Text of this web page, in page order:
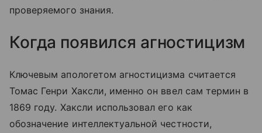
проверяемого знания.
Когда появился агностицизм
Ключевым апологетом агностицизма считается
Томас Генри Хаксли, именно он ввел сам термин в
1869 году. Хаксли использовал его как
обозначение интеллектуальной честности,